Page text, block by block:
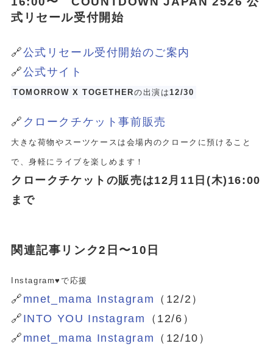
式リセール受付開始
🔗公式リセール受付開始のご案内
🔗公式サイト
TOMORROW X TOGETHERの出演は12/30
🔗 クロークチケット事前販売
大きな荷物やスーツケースは会場内のクロークに預けること
で、身軽にライブを楽しめます！
クロークチケットの販売は12月11日(木)16:00
まで
関連記事リンク2日〜10日
Instagram♥️で応援
🔗 mnet_mama Instagram
（12/2）
🔗 INTO YOU Instagram
（12/6）
🔗 mnet_mama Instagram （12/10）